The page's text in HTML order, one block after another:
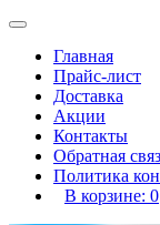
Главная
Прайс-лист
Доставка
Акции
Контакты
Обратная
Политика
В корзине: 0